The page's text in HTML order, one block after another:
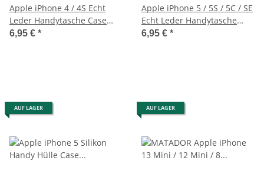
Apple iPhone 4 / 4S Echt
Leder Handytasche Case
Etui Hülle Pink
6,95 € *
Apple iPhone 5 / 5S / 5C / SE
Echt Leder Handytasche
Case Etui Rot
6,95 € *
AUF LAGER AUF LAGER